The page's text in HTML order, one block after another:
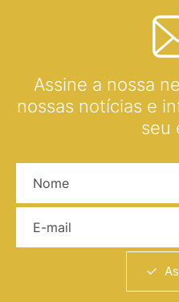
Assine a nossa
nossas notícias e
seu